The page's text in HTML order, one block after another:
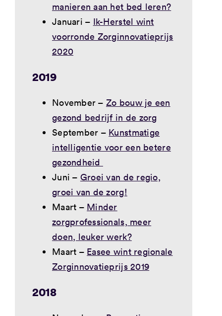
manieren aan het bed leren?
Januari – Ik-Herstel wint
voorronde Zorginnovatieprijs
2020
2019
November – Zo bouw je een
gezond bedrijf in de zorg
September – Kunstmatige
intelligentie voor een betere
gezondheid
Juni – Groei van de regio,
groei van de zorg!
Maart – Minder
zorgprofessionals, meer
doen, leuker werk?
Maart – Easee wint regionale
Zorginnovatieprijs 2019
2018